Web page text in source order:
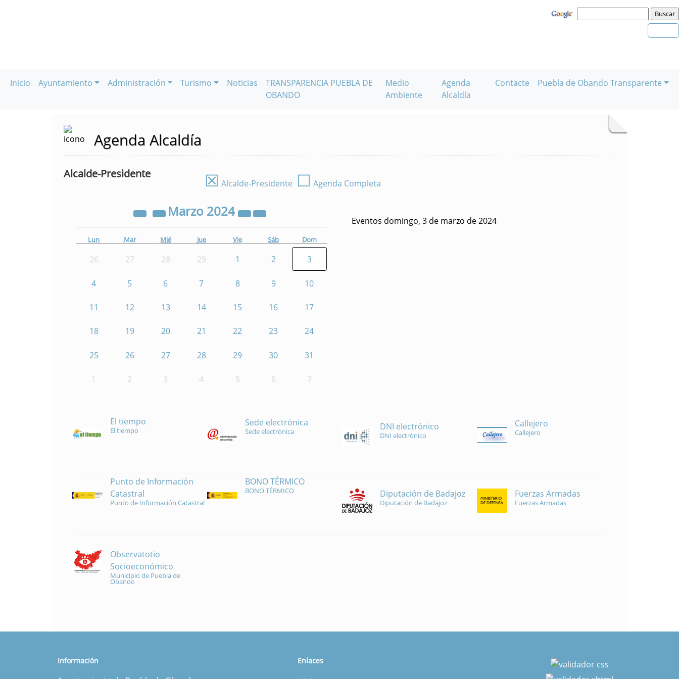
Inicio Ayuntamiento Administración Turismo Noticias
TRANSPARENCIA PUEBLA DE
OBANDO
Medio
Ambiente
Agenda
Alcaldía
Contacte Puebla de Obando Transparente
Agenda Alcaldía
Alcalde-Presidente ☒ Alcalde-Presidente ☐ Agenda Completa
Marzo 2024
Lun Mar Mié Jue Vie Sáb Dom
26 27 28 29 1 2 3
4 5 6 7 8 9 10
11 12 13 14 15 16 17
18 19 20 21 22 23 24
25 26 27 28 29 30 31
1 2 3 4 5 6 7
Eventos domingo, 3 de marzo de 2024
El tiempo
El tiempo
Sede electrónica
Sede electrónica DNI electrónico
DNI electrónico
Callejero
Callejero
Punto de Información
Catastral
Punto de Información Catastral
BONO TÉRMICO
BONO TÉRMICO Diputación de Badajoz
Diputación de Badajoz
Fuerzas Armadas
Fuerzas Armadas
Observatotio
Socioeconómico
Municipio de Puebla de
Obando
Información Enlaces